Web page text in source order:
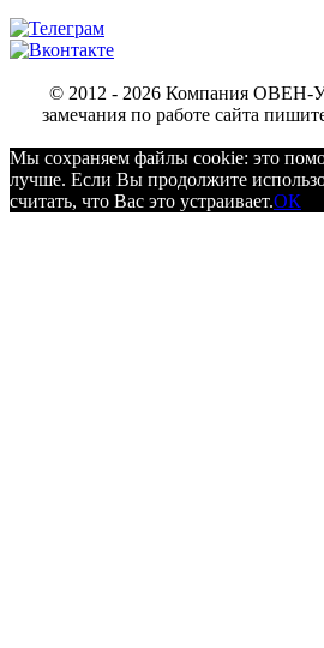
© 2012 - 2026 Компания ОВЕН-
замечания по работе сайта
Мы cохраняем файлы cookie: это
лучше. Если Вы продолжите
считать, что Вас это устраивает.ОК